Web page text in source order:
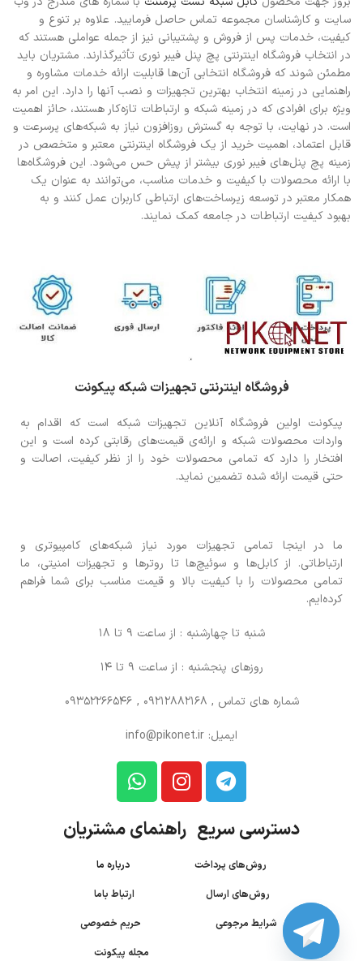
سایت و کارشناسان مجموعه تماس حاصل فرمایید. علاوه بر تنوع و
کیفیت، خدمات پس از فروش و پشتیبانی نیز از جمله عواملی هستند که
در انتخاب فروشگاه اینترنتی پچ پنل فیبر نوری تأثیرگذارند. مشتریان باید
مطمئن شوند که فروشگاه انتخابی آن‌ها قابلیت ارائه خدمات مشاوره و
راهنمایی در زمینه انتخاب بهترین تجهیزات و نصب آنها را دارد. این امر به
ویژه برای افرادی که در زمینه شبکه و ارتباطات تازه‌کار هستند، حائز اهمیت
است. در نهایت، با توجه به گسترش روزافزون نیاز به شبکه‌های پرسرعت و
قابل اعتماد، اهمیت خرید از یک فروشگاه اینترنتی معتبر و متخصص در
زمینه پچ پنل‌های فیبر نوری بیشتر از پیش حس می‌شود. این فروشگاه‌ها
با ارائه محصولات با کیفیت و خدمات مناسب، می‌توانند به عنوان یک
همکار معتبر در توسعه زیرساخت‌های ارتباطی کاربران عمل کنند و به
بهبود کیفیت ارتباطات در جامعه کمک نمایند.
فروشگاه اینترنتی تجهیزات شبکه پیکونت
پیکونت اولین فروشگاه آنلاین تجهیزات شبکه است که اقدام به
واردات محصولات شبکه و ارائه‌ی قیمت‌های رقابتی کرده است و این
افتخار را دارد که تمامی محصولات خود را از نظر کیفیت، اصالت و
حتی قیمت ارائه شده تضمین نماید.
ما در اینجا تمامی تجهیزات مورد نیاز شبکه‌های کامپیوتری و
ارتباطاتی. از کابل‌ها و سوئیچ‌ها تا روترها و تجهیزات امنیتی، ما
تمامی محصولات را با کیفیت بالا و قیمت مناسب برای شما فراهم
کرده‌ایم.
شنبه تا چهارشنبه : از ساعت 9 تا 18
روزهای پنجشنبه : از ساعت 9 تا 14
شماره های تماس , 09212882168 , 09352266546
ایمیل: info@pikonet.ir
دسترسی سریع راهنمای مشتریان
روش‌های پرداخت درباره ما
روش‌های ارسال
ارتباط باما
شرایط مرجوعی
حریم خصوصی
مجله پیکونت